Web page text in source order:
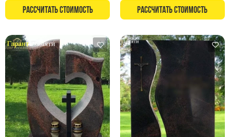
Рассчитать стоимость Рассчитать стоимость